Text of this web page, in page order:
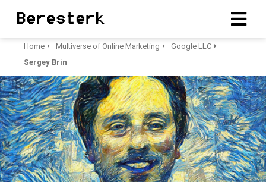
Home Multiverse of Online Marketing
Google LLC
Sergey Brin